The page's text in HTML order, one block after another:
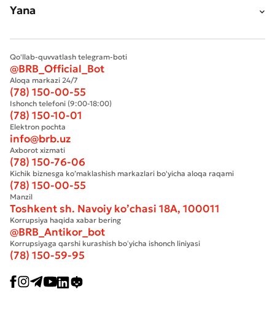
Yana
Qo'llab-quvvatlash telegram-boti
@BRB_Official_Bot
Aloqa markazi 24/7
(78) 150-00-55
Ishonch telefoni (9:00-18:00)
(78) 150-10-01
Elektron pochta
info@brb.uz
Axborot xizmati
(78) 150-76-06
Kichik biznesga ko’maklashish markazlari bo'yicha aloqa raqami
(78) 150-00-55
Manzil
Toshkent sh. Navoiy ko’chasi 18А, 100011
Korrupsiya haqida xabar bering
@BRB_Antikor_bot
Korrupsiyaga qarshi kurashish boʻyicha ishonch liniyasi
(78) 150-59-95